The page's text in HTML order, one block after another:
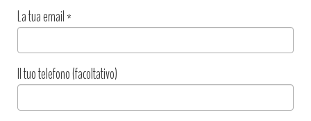
La tua email*
Il tuo telefono (facoltativo)